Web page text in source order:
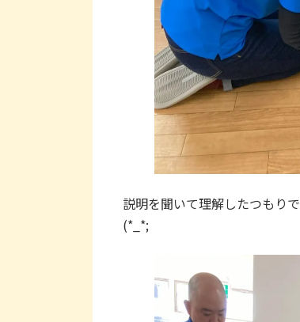
説明を聞いて理解したつもり
(*_*;